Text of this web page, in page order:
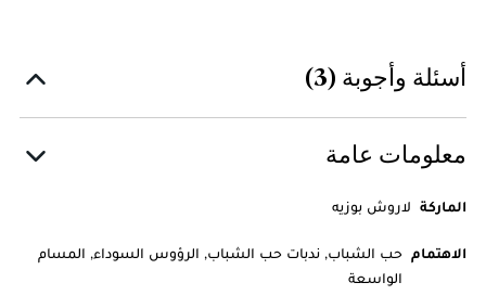
أسئلة وأجوبة (3)
معلومات عامة
الماركة لاروش بوزيه
الاهتمام حب الشباب, ندبات حب الشباب, الرؤوس السوداء, المسام
الواسعة